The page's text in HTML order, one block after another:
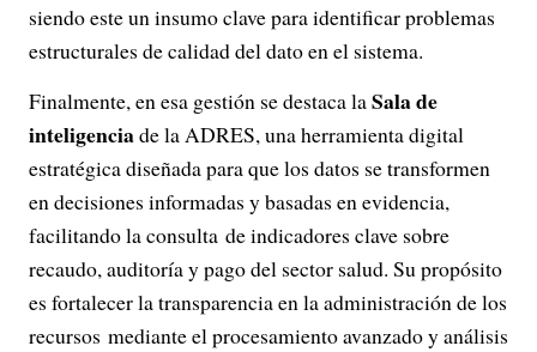
siendo este un insumo clave para identificar problemas
estructurales de calidad del dato en el sistema.
Finalmente, en esa gestión se destaca laSala de
inteligenciade la ADRES, una herramienta digital
estratégica diseñada para que los datos se transformen
en decisiones informadas y basadas en evidencia,
facilitando la consulta de indicadores clave sobre
recaudo, auditoría y pago del sector salud. Su propósito
es fortalecer la transparencia en la administración de los
recursos mediante el procesamiento avanzado y análisis